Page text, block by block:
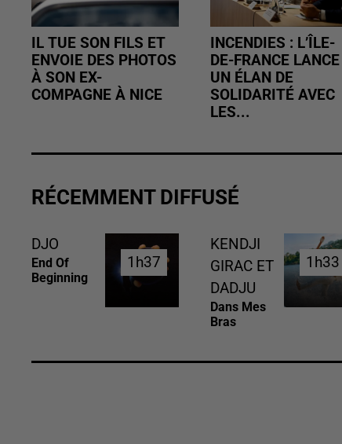
IL TUE SON FILS ET
ENVOIE DES PHOTOS
À SON EX-
COMPAGNE À NICE
INCENDIES : L’ÎLE-
DE-FRANCE LANCE
UN ÉLAN DE
SOLIDARITÉ AVEC
LES...
RÉCEMMENT DIFFUSÉ
DJO
End Of
Beginning
1h37
1h37
KENDJI
GIRAC ET
DADJU
Dans Mes
Bras
1h33
1h33